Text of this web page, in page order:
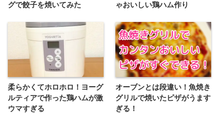
グで餃子を焼いてみた
ゃおいしい鶏ハム作り
柔らかくてホロホロ！ヨーグ
ルティアで作った鶏ハムが激
ウマすぎる
オーブンとは段違い！魚焼き
グリルで焼いたピザがうます
ぎる！